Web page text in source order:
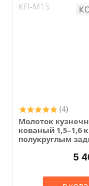
КП-М15
(4)
Молоток
кованый 1,5–1,6
полукруглым
5